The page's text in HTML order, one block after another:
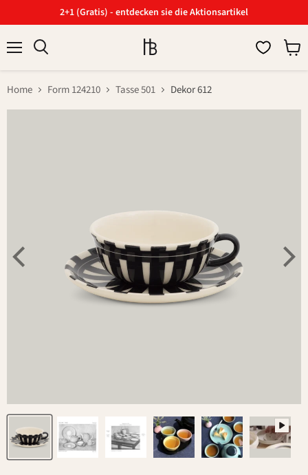
2+1 (Gratis) - entdecken sie die Aktionsartikel
Home Form 124210 Tasse 501 Dekor 612